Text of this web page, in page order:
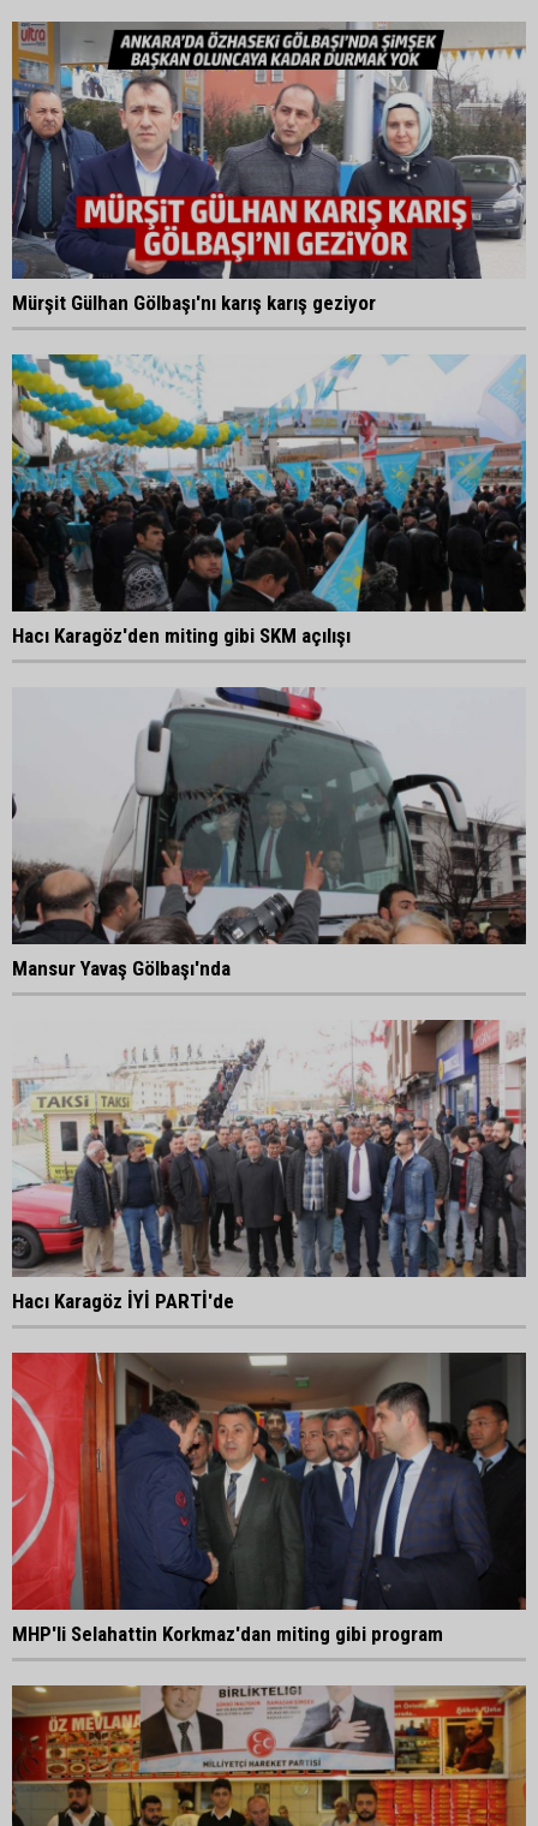
Mürşit Gülhan Gölbaşı'nı karış karış geziyor
Hacı Karagöz'den miting gibi SKM açılışı
Mansur Yavaş Gölbaşı'nda
Hacı Karagöz İYİ PARTİ'de
MHP'li Selahattin Korkmaz'dan miting gibi program